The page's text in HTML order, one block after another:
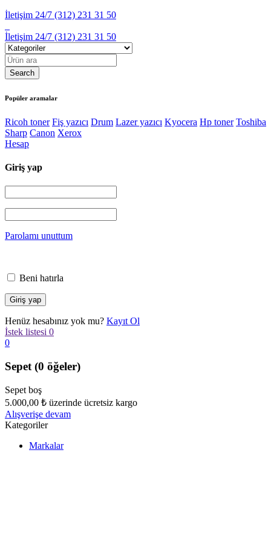
İletişim 24/7 (312) 231 31 50
İletişim 24/7 (312) 231 31 50
Popüler aramalar
Ricoh toner Fiş yazıcı Drum Lazer yazıcı Kyocera Hp toner Toshiba
Sharp Canon Xerox
Hesap
Giriş yap
Parolamı unuttum
Beni hatırla
Henüz hesabınız yok mu? Kayıt Ol
İstek listesi 0
0
Sepet (0 öğeler)
Sepet boş
5.000,00 ₺ üzerinde ücretsiz kargo
Alışverişe devam
Kategoriler
Markalar